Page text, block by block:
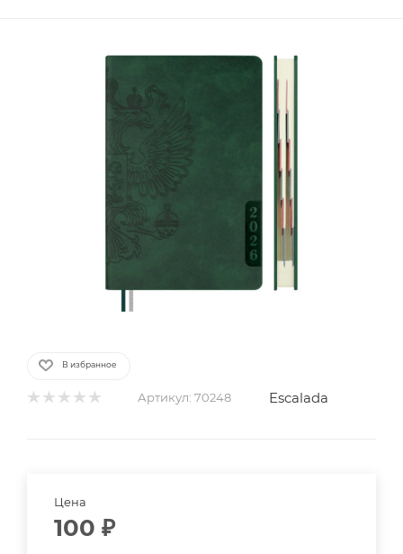
В избранное
Артикул: 70248 Escalada
Цена
100 ₽